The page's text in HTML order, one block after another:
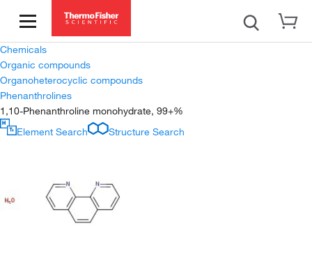
Chemicals
Organic compounds
Organoheterocyclic compounds
Phenanthrolines
1,10-Phenanthroline monohydrate, 99+%
Element Search
Structure Search